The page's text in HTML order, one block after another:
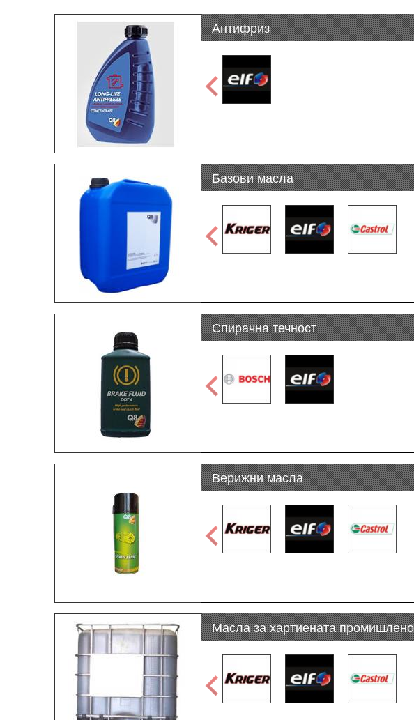
Антифриз
Базови масла
Спирачна течност
Верижни масла
Масла за хартиената